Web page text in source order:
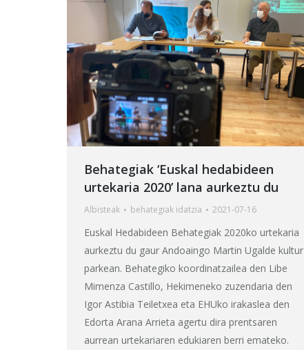
Behategiak ‘Euskal hedabideen
urtekaria 2020’ lana aurkeztu du
Albisteak behategiak idatzia 2021-07-16
Euskal Hedabideen Behategiak 2020ko urtekaria
aurkeztu du gaur Andoaingo Martin Ugalde kultur
parkean. Behategiko koordinatzailea den Libe
Mimenza Castillo, Hekimeneko zuzendaria den
Igor Astibia Teiletxea eta EHUko irakaslea den
Edorta Arana Arrieta agertu dira prentsaren
aurrean urtekariaren edukiaren berri emateko.